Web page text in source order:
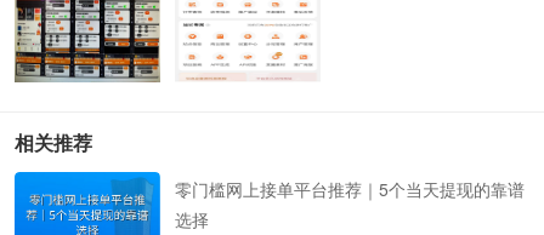
相关推荐
零门槛网上接单平台推荐｜5个当天提现的靠谱
选择